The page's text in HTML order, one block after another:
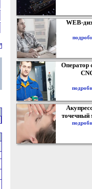
WEB-
Оператор
точечный